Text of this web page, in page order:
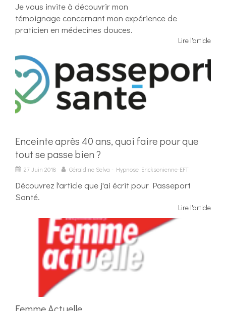
Je vous invite à découvrir mon
témoignage concernant mon expérience de
praticien en médecines douces.
Lire l'article
Enceinte après 40 ans, quoi faire pour que
tout se passe bien ?
27 Juin 2018 Géraldine Selva - Hypnose Ericksonienne-EFT
Découvrez l'article que j'ai écrit pour Passeport
Santé.
Lire l'article
Femme Actuelle